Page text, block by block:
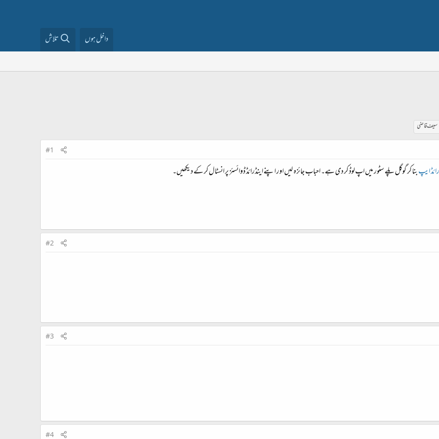
داخل ہوں تلاش
سیف قاضی
#1
ایپبنا کر گوگل پلے سٹور میں اپ لوڈ کر دی ہے۔ احباب جائزہ لیں اور اپنے اینڈرائڈ ڈوائسئز پر انسٹال کر کے دیکھیں۔
#2
#3
#4